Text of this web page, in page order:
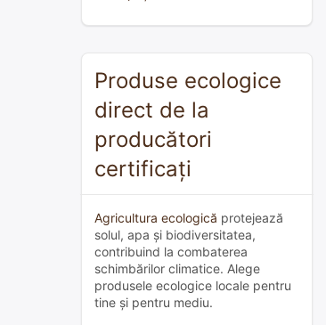
Produse ecologice
direct de la
producători
certificați
Agricultura ecologică protejează
solul, apa și biodiversitatea,
contribuind la combaterea
schimbărilor climatice. Alege
produsele ecologice locale pentru
tine și pentru mediu.